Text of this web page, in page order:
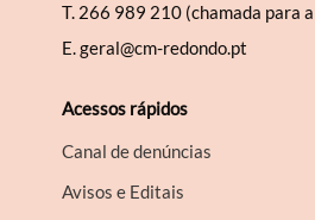
T. 266 989 210 (chamada para
E.geral@cm-redondo.pt
Acessos rápidos
Canal de denúncias
Avisos e Editais